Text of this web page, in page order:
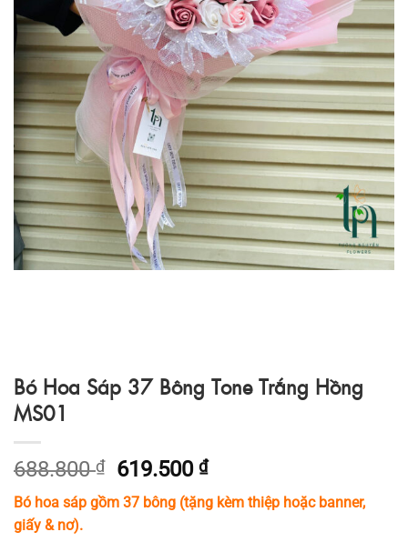
Bó Hoa Sáp 37 Bông Tone Trắng Hồng
MS01
688.800₫
Giá
gốc
là:
619.500₫Giá
hiện
tại
Bó hoa sáp gồm 37 bông (tặng kèm thiệp hoặc banner,
giấy & nơ).